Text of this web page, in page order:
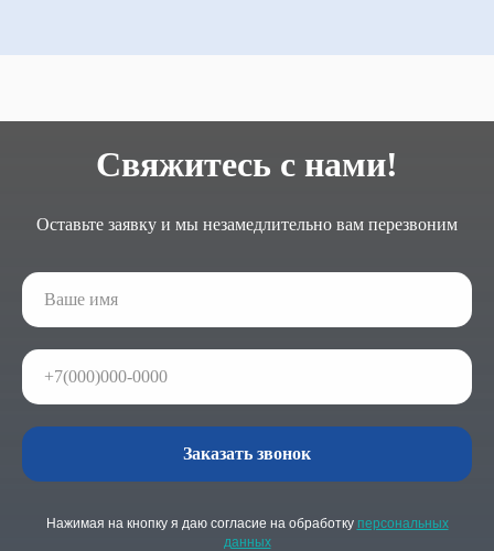
Свяжитесь с нами!
Оставьте заявку и мы незамедлительно вам перезвоним
Заказать звонок
Нажимая на кнопку я даю согласие на обработку персональных
данных